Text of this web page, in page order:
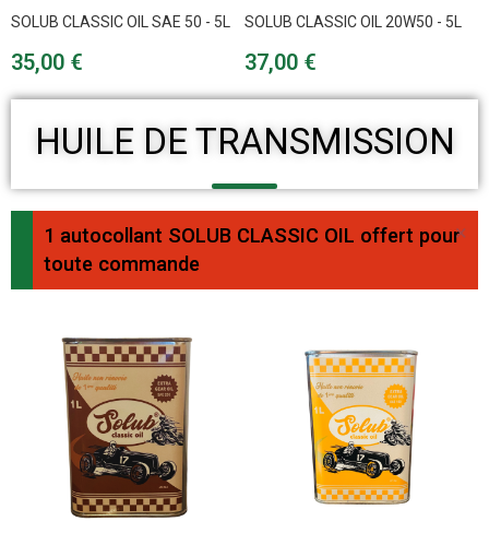
SOLUB CLASSIC OIL SAE 50 - 5L
Prix
35,00 €
SOLUB CLASSIC OIL 20W50 - 5L
Prix
37,00 €
HUILE DE TRANSMISSION
1 autocollant SOLUB CLASSIC OIL offert pour
toute commande
×